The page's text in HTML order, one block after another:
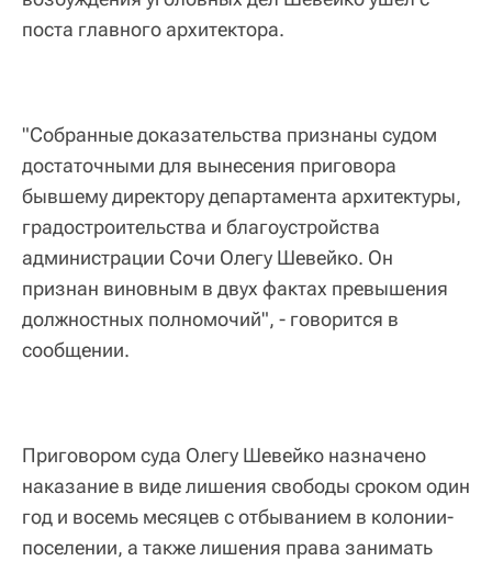
поста главного архитектора.
"Собранные доказательства признаны судом
достаточными для вынесения приговора
бывшему директору департамента архитектуры,
градостроительства и благоустройства
администрации Сочи Олегу Шевейко. Он
признан виновным в двух фактах превышения
должностных полномочий", - говорится в
сообщении.
Приговором суда Олегу Шевейко назначено
наказание в виде лишения свободы сроком один
год и восемь месяцев с отбыванием в колонии-
поселении, а также лишения права занимать